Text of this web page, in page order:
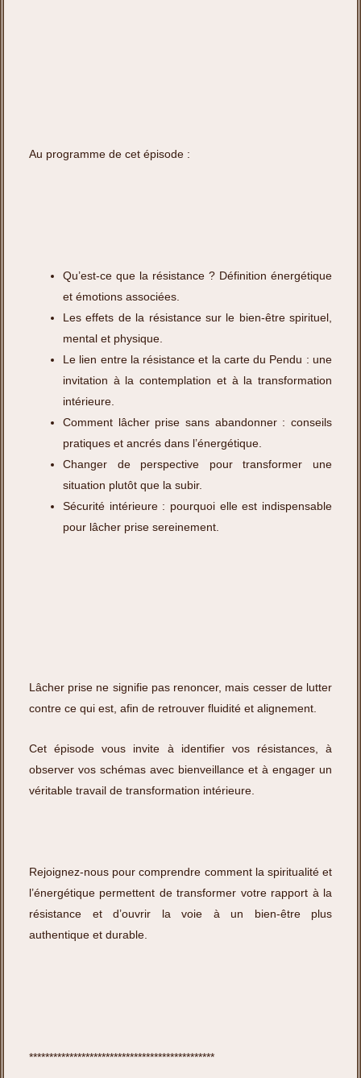
Au programme de cet épisode :
Qu’est-ce que la résistance ? Définition énergétique
et émotions associées.
Les effets de la résistance sur le bien-être spirituel,
mental et physique.
Le lien entre la résistance et la carte du Pendu : une
invitation à la contemplation et à la transformation
intérieure.
Comment lâcher prise sans abandonner : conseils
pratiques et ancrés dans l’énergétique.
Changer de perspective pour transformer une
situation plutôt que la subir.
Sécurité intérieure : pourquoi elle est indispensable
pour lâcher prise sereinement.
Lâcher prise ne signifie pas renoncer, mais cesser de lutter
contre ce qui est, afin de retrouver fluidité et alignement.
Cet épisode vous invite à identifier vos résistances, à
observer vos schémas avec bienveillance et à engager un
véritable travail de transformation intérieure.
Rejoignez-nous pour comprendre comment la spiritualité et
l’énergétique permettent de transformer votre rapport à la
résistance et d’ouvrir la voie à un bien-être plus
authentique et durable.
**********************************************